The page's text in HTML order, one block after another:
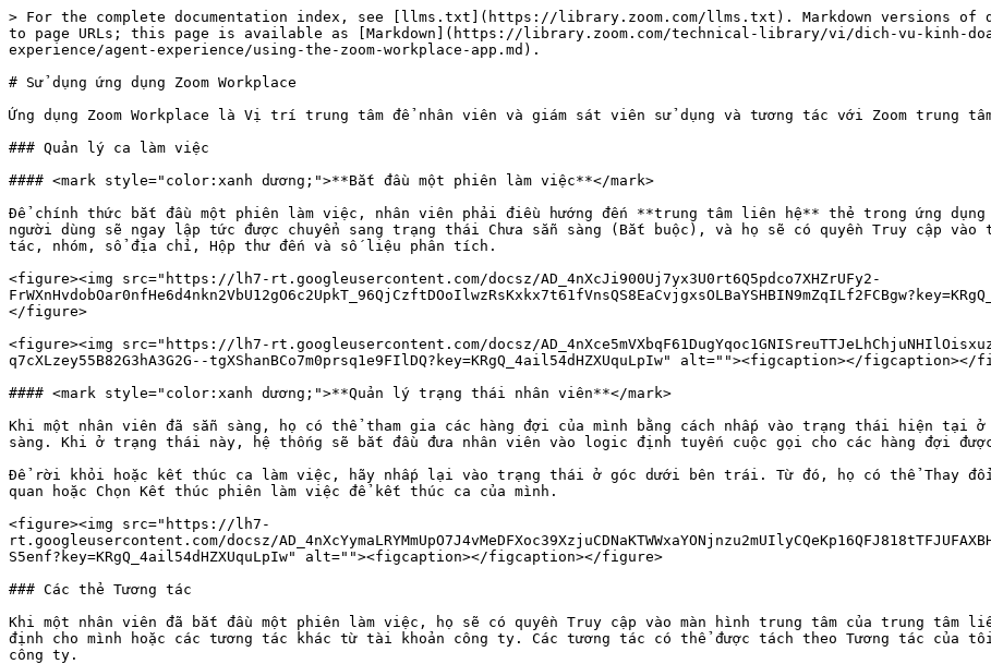
> For the complete documentation index, see [llms.txt](https://library.zoom.com/llms.txt). Markdown versions of
to page URLs; this page is available as [Markdown](https://library.zoom.com/technical-library/vi/dich-vu-kinh-
experience/agent-experience/using-the-zoom-workplace-app.md).
# Sử dụng ứng dụng Zoom Workplace
Ứng dụng Zoom Workplace là Vị trí trung tâm để nhân viên và giám sát viên sử dụng và tương tác với Zoom trung
### Quản lý ca làm việc
#### <mark style="color:xanh dương;">**Bắt đầu một phiên làm việc**</mark>
Để chính thức bắt đầu một phiên làm việc, nhân viên phải điều hướng đến **trung tâm liên hệ** thẻ trong ứng dụng
người dùng sẽ ngay lập tức được chuyển sang trạng thái Chưa sẵn sàng (Bắt buộc), và họ sẽ có quyền Truy cập
tác, nhóm, sổ địa chỉ, Hộp thư đến và số liệu phân tích.
<figure><img src="https://lh7-rt.googleusercontent.com/docsz/AD_4nXcJi900Uj7yx3U0rt6Q5pdco7XHZrUFy2-
</figure>
<figure><img src="https://lh7-rt.googleusercontent.com/docsz/
q7cXLzey55B82G3hA3G2G--tgXShanBCo7m0prsq1e9FIlDQ?key=KRgQ_4ail54dHZXUquLpIw" alt=""><figcaption></figcaption></
#### <mark style="color:xanh dương;">**Quản lý trạng thái nhân viên**</mark>
Khi một nhân viên đã sẵn sàng, họ có thể tham gia các hàng đợi của mình bằng cách nhấp vào trạng thái hiện tại
sàng. Khi ở trạng thái này, hệ thống sẽ bắt đầu đưa nhân viên vào logic định tuyến cuộc gọi cho các hàng đợi
Để rời khỏi hoặc kết thúc ca làm việc, hãy nhấp lại vào trạng thái ở góc dưới bên trái. Từ đó, họ có thể Thay
quan hoặc Chọn Kết thúc phiên làm việc để kết thúc ca của mình.
<figure><img src="https://lh7-
rt.googleusercontent.com/docsz/
S5enf?key=KRgQ_4ail54dHZXUquLpIw" alt=""><figcaption></figcaption></figure>
### Các thẻ Tương tác
Khi một nhân viên đã bắt đầu một phiên làm việc, họ sẽ có quyền Truy cập vào màn hình trung tâm của trung tâm
định cho mình hoặc các tương tác khác từ tài khoản công ty. Các tương tác có thể được tách theo Tương tác của tôi
công ty.